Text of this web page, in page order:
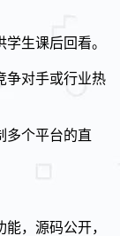
生课后回看。
争对手或行业热
多个平台的直
，源码公开，